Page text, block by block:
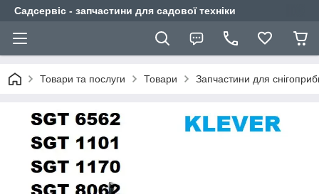
Садсервіс - запчастини для садової техніки
Товари та послуги Товари Запчастини для